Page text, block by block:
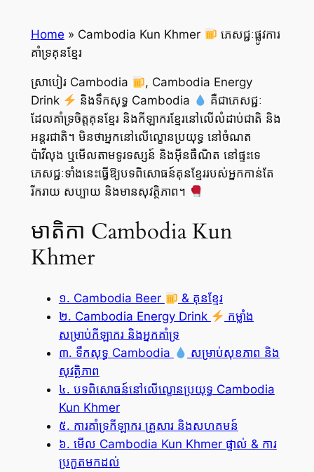
Home » Cambodia Kun Khmer
ភេសជ្ជៈផ្លូវការ
គាំទ្រគុនខ្មែរ
ស្រាបៀរ Cambodia
, Cambodia Energy
Drink
និង​ទឹកសុទ្ធ Cambodia
គឺជាភេសជ្ជៈ
ដែលគាំទ្រ​ចិត្តគុនខ្មែរ និង​កីឡាករ​ខ្មែរ​នៅលើលំដាប់ជាតិ និង
អន្តរជាតិ។ មិនថាអ្នកនៅលើល្ខោនប្រយុទ្ធ នៅចំណត
ប៉ាវីលុង ឬមើលតាមទូរទស្សន៍ និងអ៊ីនធឺណិត នៅផ្ទះទេ
ភេសជ្ជៈទាំងនេះធ្វើឱ្យបទពិសោធន៍​គុនខ្មែររបស់អ្នកកាន់តែ
រីករាយ សប្បាយ និងមានសុវត្ថិភាព។
មាតិកា Cambodia Kun
Khmer
១. Cambodia Beer
& គុនខ្មែរ
២. Cambodia Energy Drink
កម្លាំង
សម្រាប់កីឡាករ និងអ្នកគាំទ្រ
៣. ទឹកសុទ្ធ Cambodia
សម្រាប់សុខភាព និង
សុវត្ថិភាព
៤. បទពិសោធន៍នៅលើល្ខោនប្រយុទ្ធ Cambodia
Kun Khmer
៥. ការគាំទ្រកីឡាករ គ្រួសារ និងសហគមន៍
៦. មើល Cambodia Kun Khmer ផ្ទាល់ & ការ
ប្រកួតមកដល់